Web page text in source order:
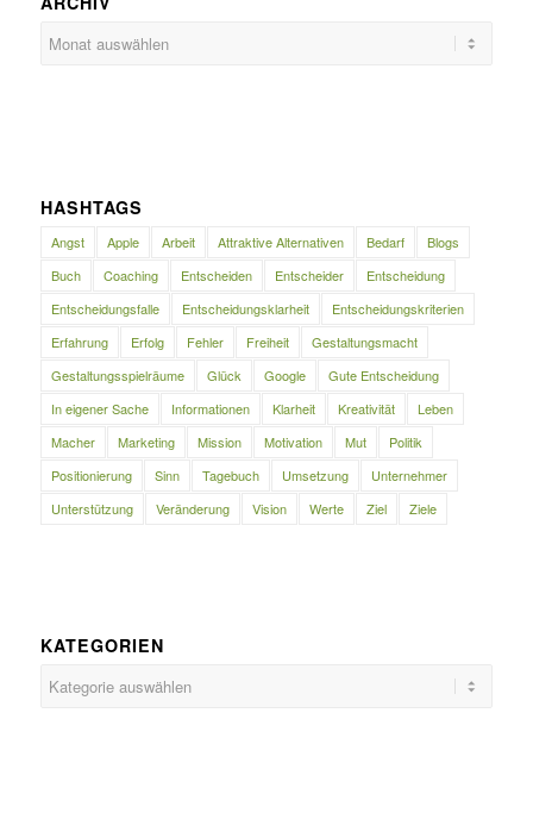
HASHTAGS
Angst Apple Arbeit Attraktive Alternativen Bedarf
Blogs
Buch
Coaching Entscheiden Entscheider
Entscheidung
Entscheidungsfalle
Entscheidungsklarheit
Entscheidungskriterien
Erfahrung
Erfolg Fehler Freiheit
Gestaltungsmacht
Gestaltungsspielräume
Glück Google
Gute Entscheidung
In eigener Sache
Informationen Klarheit Kreativität
Leben
Macher
Marketing Mission Motivation Mut
Politik
Positionierung
Sinn Tagebuch Umsetzung
Unternehmer
Unterstützung
Veränderung Vision Werte Ziel Ziele
KATEGORIEN